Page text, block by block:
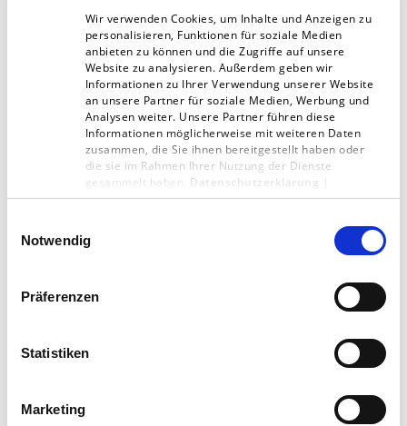
Wir verwenden Cookies, um Inhalte und Anzeigen zu
personalisieren, Funktionen für soziale Medien
anbieten zu können und die Zugriffe auf unsere
Website zu analysieren. Außerdem geben wir
Informationen zu Ihrer Verwendung unserer Website
an unsere Partner für soziale Medien, Werbung und
Analysen weiter. Unsere Partner führen diese
Informationen möglicherweise mit weiteren Daten
zusammen, die Sie ihnen bereitgestellt haben oder
die sie im Rahmen Ihrer Nutzung der Dienste
gesammelt haben. Datenschutzerklärung
Impressum
Notwendig
Präferenzen
Statistiken
Marketing
sowohl personell als auch finanziell. Die
Notwendigkeit scheint erkannt worden zu sein.
Foto: Drew Beamer/Unsplash
Artikel teilen: